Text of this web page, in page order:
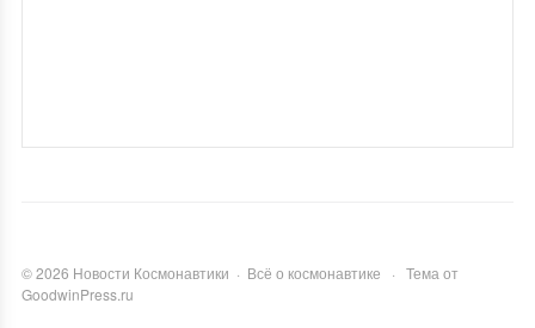
©2026 Новости Космонавтики · Всё о космонавтике · Тема от
GoodwinPress.ru